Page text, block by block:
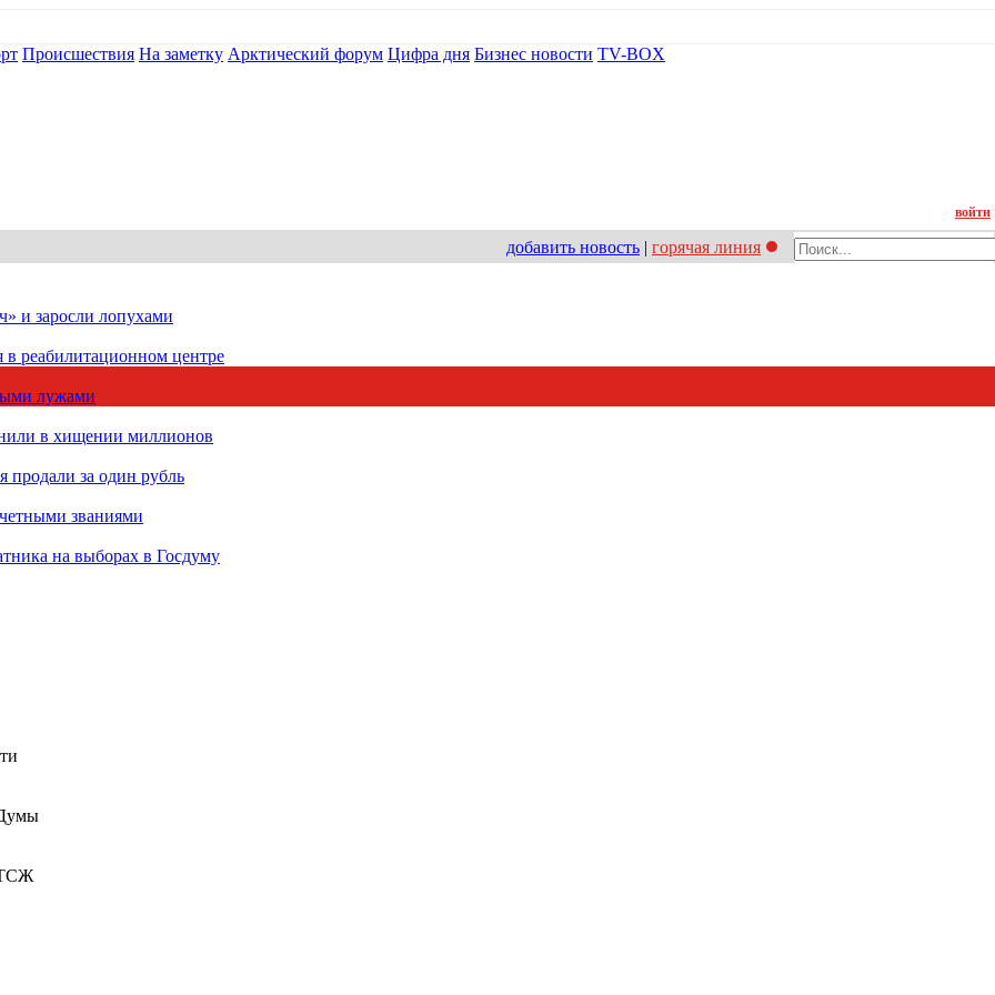
Происшествия На заметку Арктический форум Цифра дня Бизнес новости TV-BOX
войти
добавить новость | горячая линия
и заросли лопухами
реабилитационном центре
лужами
в хищении миллионов
продали за один рубль
званиями
на выборах в Госдуму
ТСЖ